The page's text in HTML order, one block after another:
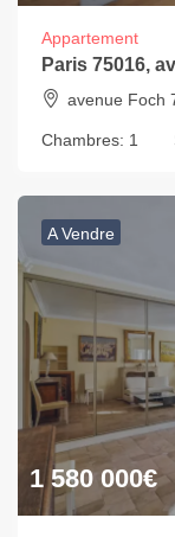
Appartement
Paris 75016,
avenue Foch
Chambres: 1
A Vendre
1 580 000€